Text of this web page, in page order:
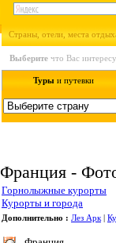
Страны, отели, места
Выберите что Вас
Турыи путевки
Франция -
Горнолыжные курорты
Курорты и города
Дополнительно : Лез Арк |